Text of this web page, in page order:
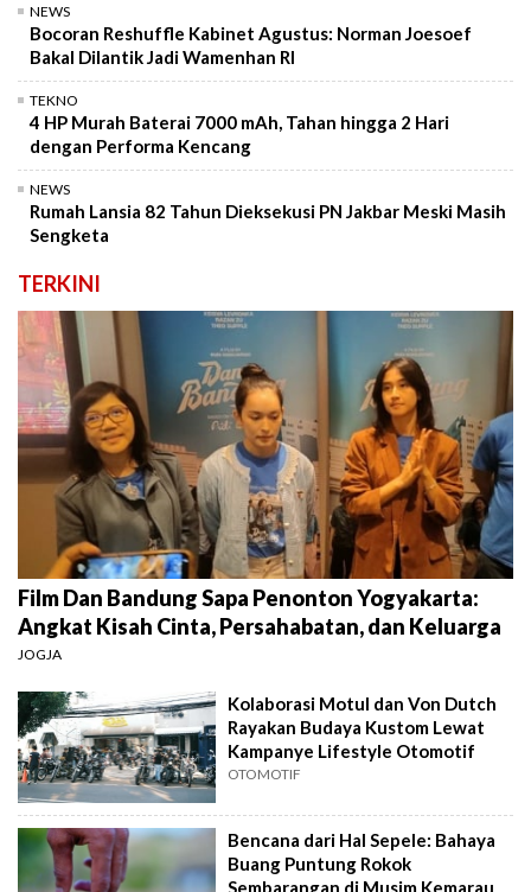
NEWS
Bocoran Reshuffle Kabinet Agustus: Norman Joesoef
Bakal Dilantik Jadi Wamenhan RI
TEKNO
4 HP Murah Baterai 7000 mAh, Tahan hingga 2 Hari
dengan Performa Kencang
NEWS
Rumah Lansia 82 Tahun Dieksekusi PN Jakbar Meski Masih
Sengketa
TERKINI
Film Dan Bandung Sapa Penonton Yogyakarta:
Angkat Kisah Cinta, Persahabatan, dan Keluarga
JOGJA
Kolaborasi Motul dan Von Dutch
Rayakan Budaya Kustom Lewat
Kampanye Lifestyle Otomotif
OTOMOTIF
Bencana dari Hal Sepele: Bahaya
Buang Puntung Rokok
Sembarangan di Musim Kemarau